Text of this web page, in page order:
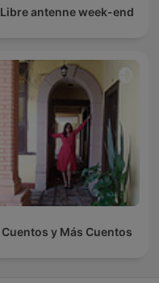
Libre antenne week-end
Cuentos y Más Cuentos